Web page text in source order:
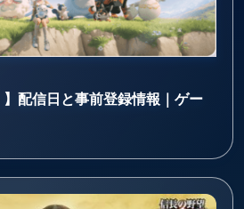
】配信日と事前登録情報｜ゲー